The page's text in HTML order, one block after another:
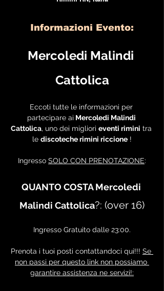
Informazioni Evento:
Mercoledi Malindi
Cattolica
Eccoti tutte le informazioni per
partecipare ai Mercoledi Malindi
Cattolica, uno dei migliori eventi rimini tra
le discoteche rimini riccione !
Ingresso SOLO CON PRENOTAZIONE:
QUANTO COSTA Mercoledi
Malindi Cattolica?: (over 16)
Ingresso Gratuito dalle 23:00.
Prenota i tuoi posti contattandoci qui!!! Se
non passi per questo link non possiamo
garantire assistenza ne servizi!: